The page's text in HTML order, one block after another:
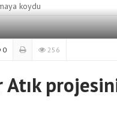
koydu
0 256
Atık